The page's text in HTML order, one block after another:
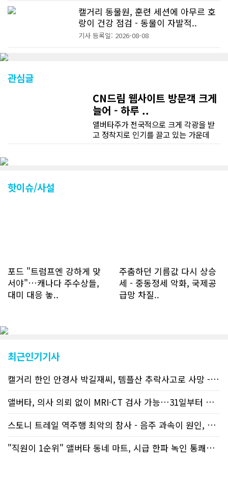
캘거리 동물원, 훈련 세션에 아무르 호
랑이 건강 점검 - 동물이 자발적..
기사 등록일: 2026-08-08
관심글
CN드림 웹사이트 방문객 크게
늘어 - 하루 ..
앨버타주가 전국적으로 크게 각광을 받
고 정착지로 인기를 끌고 있는 가운데
에는 크게 늘어 하루 평균 11명에 달해
60% 증가했는데 (년간 4천명) 신규 가
입자의 절반 정도는 타주에서 이주를 검
토하고 있거나 갓 이주한 회원들로 나타
등재가 지연되곤 했으나 동포사회의 뜨
신기사를 매일 웹에 올리는 것으로 정책
을 변경했다. 이에 따라 독자들은 CN드
림 사이트 방문을 통해 매일 따끈따끈한
캐나다 전국 뉴스와 앨버타주 지역 최신
지는 뜨거운 성원에 보답고저 최근 웹 사
핫이슈/사설
포드 "트럼프엔 강하게 맞
서야"…캐나다 주수상들,
대미 대응 놓..
주춤하던 기름값 다시 상승
세 - 중동정세 악화, 국제공
급망 차질..
최근인기기사
캘거리 한인 안경사 박길재씨, 템플산 추락사고로 사망 - 헬기 구조..
앨버타, 의사 의뢰 없이 MRI·CT 검사 가능…31일부터 자비 부..
스토니 트레일 역주행 최악의 참사 - 음주 과속이 원인, 4명 사망..
"직원이 1순위" 앨버타 동네 마트, 시급 한파 녹인 통쾌한 반란 ..